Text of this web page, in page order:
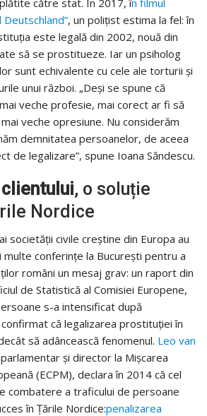
, un polițist estima la fel: în
este legală din 2002, nouă din
să se prostitueze. Iar un psiholog
sunt echivalente cu cele ale torturii și
unui război. „Deși se spune că
veche profesie, mai corect ar fi să
veche opresiune. Nu considerăm
demnitatea persoanelor, de aceea
de legalizare”, spune Ioana Săndescu.
, o soluție
Nordice
societății civile creștine din Europa au
conferințe la București pentru a
români un mesaj grav: un raport din
de Statistică al Comisiei Europene,
s-a intensificat după
că legalizarea prostituției în
să adâncească fenomenul. Leo van
și director la Mișcarea
(ECPM), declara în 2014 că cel
combatere a traficului de persoane
în Țările Nordice:penalizarea